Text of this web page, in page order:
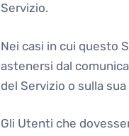
Servizio.
Nei casi in cui questo
astenersi dal
del Servizio o sulla
Gli Utenti che